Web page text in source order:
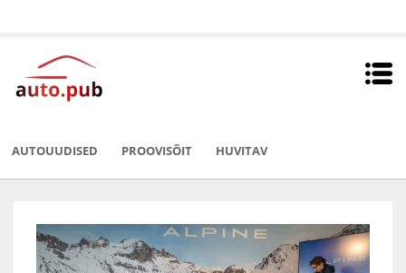
AUTOUUDISED PROOVISÕIT HUVITAV